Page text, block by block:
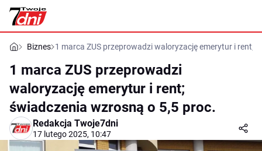
Biznes 1 marca ZUS przeprowadzi waloryzację emerytur i rent;
1 marca ZUS przeprowadzi
waloryzację emerytur i rent;
świadczenia wzrosną o 5,5 proc.
Redakcja Twoje7dni
17 lutego 2025, 10:47